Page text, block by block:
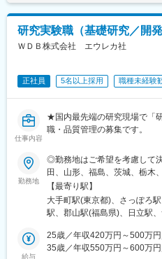
ロープウェイ山麓駅、平和通
町駅、新静岡駅、浜松駅、名
駅、仁愛女子高校駅、四日市
研究実験職（基礎研究／開
ＷＤＢ株式会社 エウレカ社
正社員 5名以上採用 職種未経験
仕事内容
★国内最先端の研究現場で「
職・品質管理の募集です。
勤務地
◎勤務地はご希望を考慮して
田、山形、福島、茨城、栃木
川、新潟、長野、富山、石川
三重、滋賀、京都、大阪、兵
口、徳島、香川、愛媛、高知
定：ご自宅から90分以内の就
就業先。エリア内での転居を
【最寄り駅】
大手町駅(東京都)、さっぽろ
駅、郡山駅(福島県)、日立駅
井駅、勝どき駅、根津駅、立
らい駅、平塚駅、新潟駅、春
給与
25歳／年収420万円～500万
35歳／年収550万円～600万